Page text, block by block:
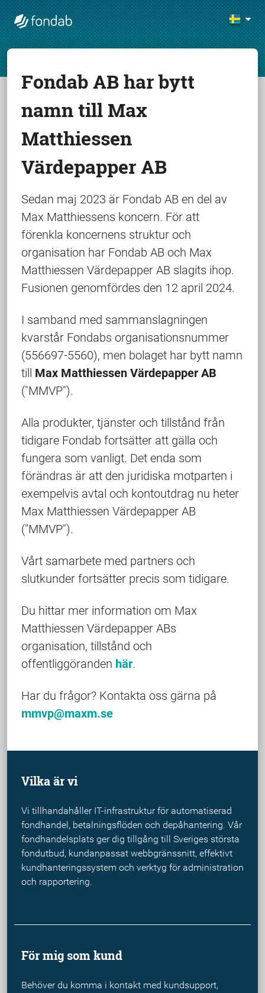
Fondab AB har bytt
namn till Max
Matthiessen
Värdepapper AB
Sedan maj 2023 är Fondab AB en del av
Max Matthiessens koncern. För att
förenkla koncernens struktur och
organisation har Fondab AB och Max
Matthiessen Värdepapper AB slagits ihop.
Fusionen genomfördes den 12 april 2024.
I samband med sammanslagningen
kvarstår Fondabs organisationsnummer
(556697-5560), men bolaget har bytt namn
till Max Matthiessen Värdepapper AB
("MMVP").
Alla produkter, tjänster och tillstånd från
tidigare Fondab fortsätter att gälla och
fungera som vanligt. Det enda som
förändras är att den juridiska motparten i
exempelvis avtal och kontoutdrag nu heter
Max Matthiessen Värdepapper AB
("MMVP").
Vårt samarbete med partners och
slutkunder fortsätter precis som tidigare.
Du hittar mer information om Max
Matthiessen Värdepapper ABs
organisation, tillstånd och
offentliggöranden här.
Har du frågor? Kontakta oss gärna på
mmvp@maxm.se
Vilka är vi
Vi tillhandahåller IT-infrastruktur för automatiserad
fondhandel, betalningsflöden och depåhantering. Vår
fondhandelsplats ger dig tillgång till Sveriges största
fondutbud, kundanpassat webbgränssnitt, effektivt
kundhanteringssystem och verktyg för administration
och rapportering.
För mig som kund
Behöver du komma i kontakt med kundsupport,